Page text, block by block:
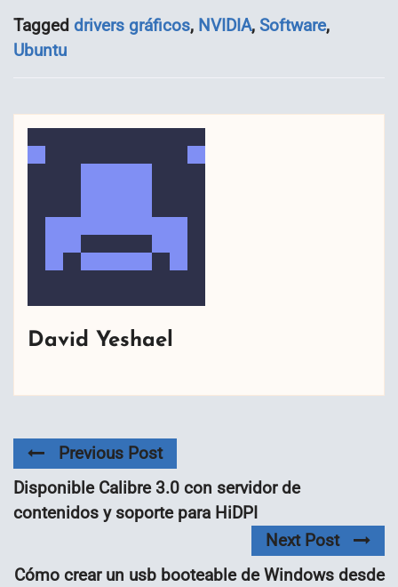
Tagged drivers gráficos, NVIDIA, Software,
Ubuntu
David Yeshael
Previous Post
Disponible Calibre 3.0 con servidor de
contenidos y soporte para HiDPI
Next Post
Cómo crear un usb booteable de Windows desde